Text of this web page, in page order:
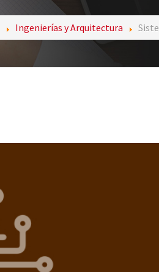
Ingenierías y Arquitectura